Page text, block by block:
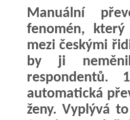
Manuální
fenomén, který
mezi českými
by ji
automatická
ženy. Vyplývá